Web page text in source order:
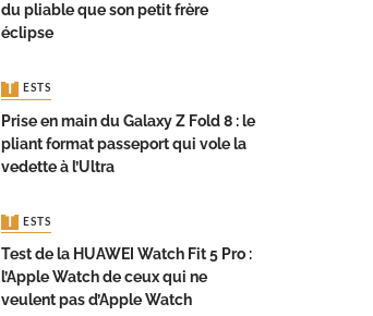
du pliable que son petit frère
éclipse
TESTS
Prise en main du Galaxy Z Fold 8 : le
pliant format passeport qui vole la
vedette à l’Ultra
TESTS
Test de la HUAWEI Watch Fit 5 Pro :
l’Apple Watch de ceux qui ne
veulent pas d’Apple Watch